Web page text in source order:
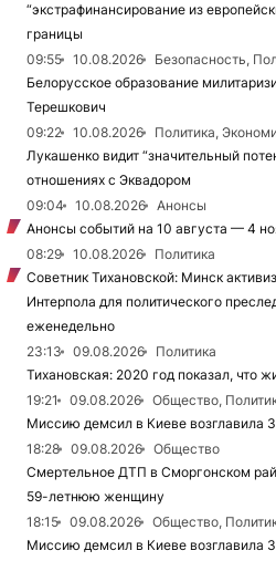
“экстрафинансирование из
границы
09:55
10.08.2026
Безопасность,
Белорусское образование
Терешкович
09:22
10.08.2026
Политика,
Лукашенко видит “значительный
отношениях с Эквадором
09:04
10.08.2026
Анонсы
Анонсы событий на 10 августа — 4
08:29
10.08.2026
Политика
Советник Тихановской: Минск
Интерпола для политического
еженедельно
23:13
09.08.2026
Политика
Тихановская: 2020 год показал, что
19:21
09.08.2026
Общество,
Миссию демсил в Киеве возглавила
18:28
09.08.2026
Общество
Смертельное ДТП в Сморгонском
59-летнюю женщину
18:15
09.08.2026
Общество,
Миссию демсил в Киеве возглавила